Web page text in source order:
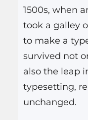
1500s, when
took a galley
to make a
survived not
also the leap
typesetting,
unchanged.